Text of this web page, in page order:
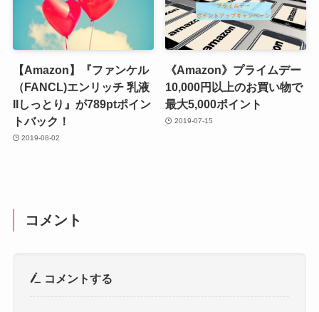
【Amazon】『ファンケル
（FANCL)エンリッチ 乳液
IIしっとり』が789ptポイン
トバック！
2019-08-02
《Amazon》プライムデー
10,000円以上のお買い物で
最大5,000ポイント
2019-07-15
コメント
コメントする